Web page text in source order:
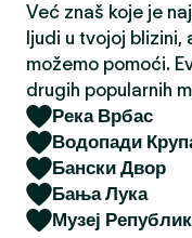
Već znaš koje je
ljudi u tvojoj
možemo pomoći.
drugih popularnih
Река Врбас
Водопади
Бански Двор
Бања Лука
Музеј